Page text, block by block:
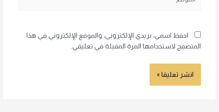
احفظ اسمي، بريدي الإلكتروني، والموقع الإلكتروني في هذا
المتصفح لاستخدامها المرة المقبلة في تعليقي.